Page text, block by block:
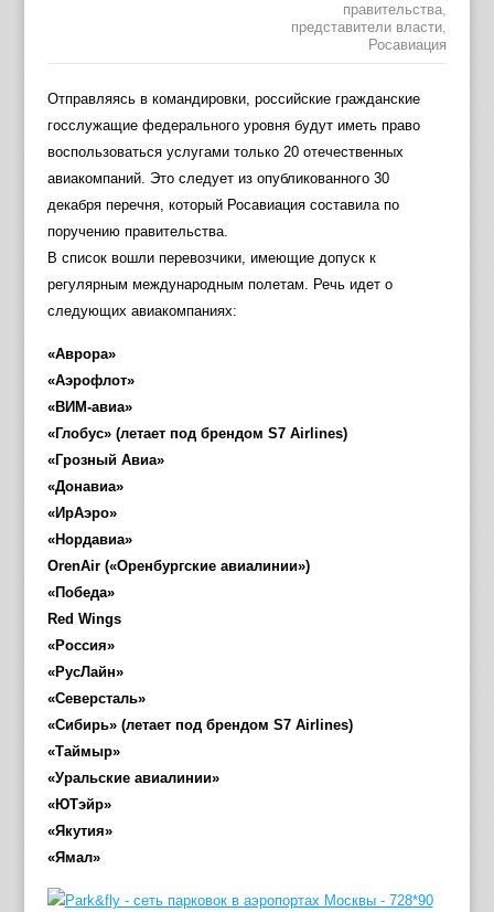
правительства
представители власти
Росавиация
Отправляясь в командировки, российские гражданские
госслужащие федерального уровня будут иметь право
воспользоваться услугами только 20 отечественных
авиакомпаний. Это следует из опубликованного 30
декабря перечня, который Росавиация составила по
поручению правительства.
В список вошли перевозчики, имеющие допуск к
регулярным международным полетам. Речь идет о
следующих авиакомпаниях:
«Аврора»
«Аэрофлот»
«ВИМ-авиа»
«Глобус» (летает под брендом S7 Airlines)
«Грозный Авиа»
«Донавиа»
«ИрАэро»
«Нордавиа»
OrenAir («Оренбургские авиалинии»)
«Победа»
Red Wings
«Россия»
«РусЛайн»
«Северсталь»
«Сибирь» (летает под брендом S7 Airlines)
«Таймыр»
«Уральские авиалинии»
«ЮТэйр»
«Якутия»
«Ямал»